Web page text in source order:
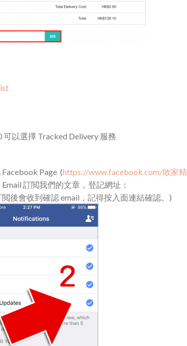
以選擇 Tracked Delivery 服務
Page (https://www.facebook.com/敗家精
訂閲我們的文章，登記網址：
後會收到確認 email，記得按入面連結確認。)